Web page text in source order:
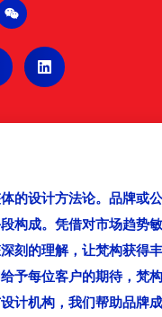
e
i
i
n
的设计方法论。品牌或
构成。凭借对市场趋势
刻的理解，让梵构获得
予每位客户的期待，梵
计机构，我们帮助品牌